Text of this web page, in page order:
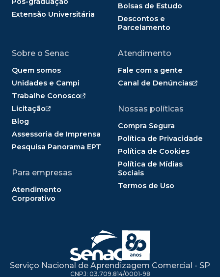
Extensão Universitária
Bolsas de Estudo
Descontos e
Parcelamento
Sobre o Senac
Quem somos
Unidades e Campi
Trabalhe Conosco
Licitação
Blog
Assessoria de Imprensa
Pesquisa Panorama EPT
Para empresas
Atendimento
Corporativo
Atendimento
Fale com a gente
Canal de Denúncias
Nossas políticas
Compra Segura
Política de Privacidade
Política de Cookies
Política de Mídias
Sociais
Termos de Uso
Serviço Nacional de Aprendizagem Comercial - SP
CNPJ: 03.709.814/0001-98